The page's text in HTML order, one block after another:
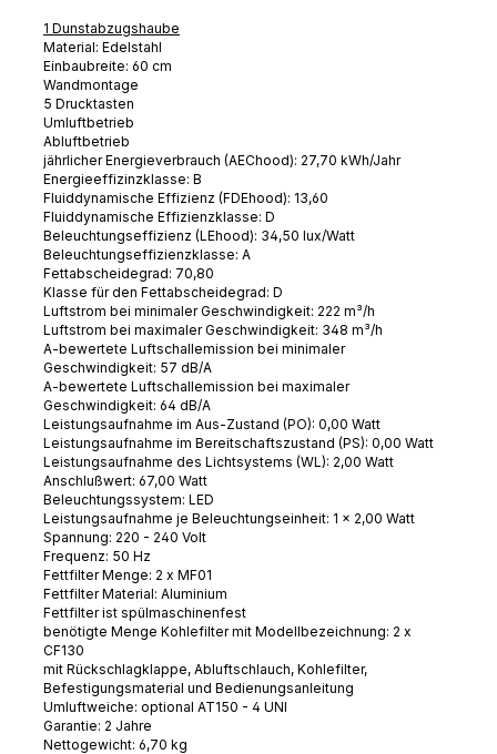
1 Dunstabzugshaube
Material: Edelstahl
Einbaubreite: 60 cm
Wandmontage
5 Drucktasten
Umluftbetrieb
Abluftbetrieb
jährlicher Energieverbrauch (AEChood): 27,70 kWh/Jahr
Energieeffizinzklasse: B
Fluiddynamische Effizienz (FDEhood): 13,60
Fluiddynamische Effizienzklasse: D
Beleuchtungseffizienz (LEhood): 34,50 lux/Watt
Beleuchtungseffizienzklasse: A
Fettabscheidegrad: 70,80
Klasse für den Fettabscheidegrad: D
Luftstrom bei minimaler Geschwindigkeit: 222 m³/h
Luftstrom bei maximaler Geschwindigkeit: 348 m³/h
A-bewertete Luftschallemission bei minimaler
Geschwindigkeit: 57 dB/A
A-bewertete Luftschallemission bei maximaler
Geschwindigkeit: 64 dB/A
Leistungsaufnahme im Aus-Zustand (PO): 0,00 Watt
Leistungsaufnahme im Bereitschaftszustand (PS): 0,00 Watt
Leistungsaufnahme des Lichtsystems (WL): 2,00 Watt
Anschlußwert: 67,00 Watt
Beleuchtungssystem: LED
Leistungsaufnahme je Beleuchtungseinheit: 1 x 2,00 Watt
Spannung: 220 - 240 Volt
Frequenz: 50 Hz
Fettfilter Menge: 2 x MF01
Fettfilter Material: Aluminium
Fettfilter ist spülmaschinenfest
benötigte Menge Kohlefilter mit Modellbezeichnung: 2 x
CF130
mit Rückschlagklappe, Abluftschlauch, Kohlefilter,
Befestigungsmaterial und Bedienungsanleitung
Umluftweiche: optional AT150 - 4 UNI
Garantie: 2 Jahre
Nettogewicht: 6,70 kg